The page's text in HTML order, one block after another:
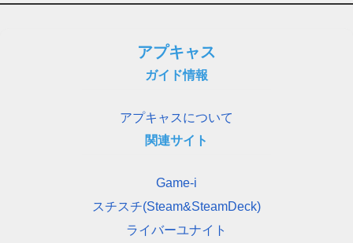
アプキャス
ガイド情報
アプキャスについて
関連サイト
Game-i
スチスチ(Steam&SteamDeck)
ライバーユナイト